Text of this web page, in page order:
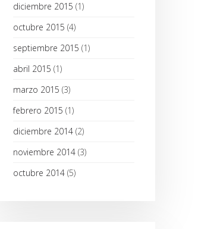
diciembre 2015 (1)
octubre 2015 (4)
septiembre 2015 (1)
abril 2015 (1)
marzo 2015 (3)
febrero 2015 (1)
diciembre 2014 (2)
noviembre 2014 (3)
octubre 2014 (5)